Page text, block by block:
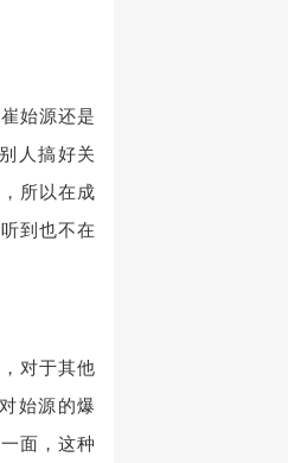
始源还是
人搞好关
所以在成
到也不在
对于其他
始源的爆
面，这种